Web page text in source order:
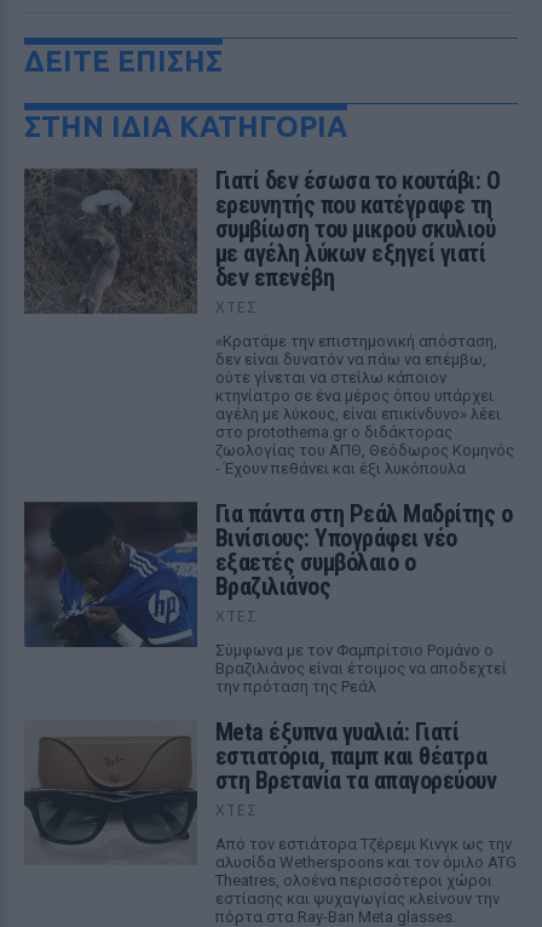
ΔΕΙΤΕ ΕΠΙΣΗΣ
ΣΤΗΝ ΙΔΙΑ ΚΑΤΗΓΟΡΙΑ
Γιατί δεν έσωσα το κουτάβι: Ο
ερευνητής που κατέγραφε τη
συμβίωση του μικρού σκυλιού
με αγέλη λύκων εξηγεί γιατί
δεν επενέβη
ΧΤΕΣ
«Κρατάμε την επιστημονική απόσταση,
δεν είναι δυνατόν να πάω να επέμβω,
ούτε γίνεται να στείλω κάποιον
κτηνίατρο σε ένα μέρος όπου υπάρχει
αγέλη με λύκους, είναι επικίνδυνο» λέει
στο protothema.gr ο διδάκτορας
ζωολογίας του ΑΠΘ, Θεόδωρος Κομηνός
- Έχουν πεθάνει και έξι λυκόπουλα
Για πάντα στη Ρεάλ Μαδρίτης ο
Βινίσιους: Υπογράφει νέο
εξαετές συμβόλαιο ο
Βραζιλιάνος
ΧΤΕΣ
Σύμφωνα με τον Φαμπρίτσιο Ρομάνο ο
Βραζιλιάνος είναι έτοιμος να αποδεχτεί
την πρόταση της Ρεάλ
Meta έξυπνα γυαλιά: Γιατί
εστιατόρια, παμπ και θέατρα
στη Βρετανία τα απαγορεύουν
ΧΤΕΣ
Από τον εστιάτορα Τζέρεμι Κινγκ ως την
αλυσίδα Wetherspoons και τον όμιλο ATG
Theatres, ολοένα περισσότεροι χώροι
εστίασης και ψυχαγωγίας κλείνουν την
πόρτα στα Ray-Ban Meta glasses.